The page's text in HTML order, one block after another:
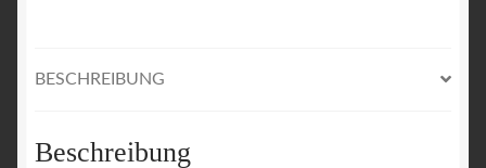
BESCHREIBUNG
Beschreibung